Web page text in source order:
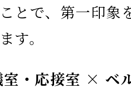
とで、第一印象
す。
・応接室 × ベ